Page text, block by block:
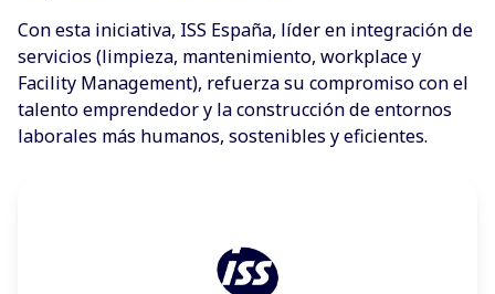
Con esta iniciativa, ISS España, líder en integración de
servicios (limpieza, mantenimiento, workplace y
Facility Management), refuerza su compromiso con el
talento emprendedor y la construcción de entornos
laborales más humanos, sostenibles y eficientes.